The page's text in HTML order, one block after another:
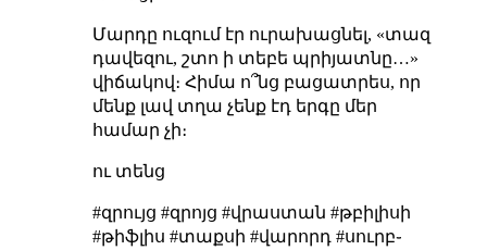
Մարդը ուզում էր ուրախացնել, «տազ
դավեզու, շտո ի տեբե պրիյատնը…»
վիճակով։ Հիմա ո՞նց բացատրես, որ
մենք լավ տղա չենքէդ երգը մեր
համար չի։
ու տենց
#զրույց #զրոյց #վրաստան #թբիլիսի
#թիֆլիս #տաքսի #վարորդ #սուրբ֊